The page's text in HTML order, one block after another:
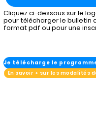
Cliquez ci-dessous sur le
pour télécharger le bulletin
format pdf ou pour une
En savoir + sur les modalités